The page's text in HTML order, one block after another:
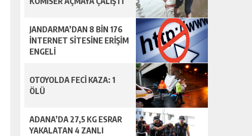
JANDARMA’DAN 8 BİN 176
İNTERNET SİTESİNE ERİŞİM
ENGELİ
OTOYOLDA FECİ KAZA: 1
ÖLÜ
ADANA’DA 27,5 KG ESRAR
YAKALATAN 4 ZANLI